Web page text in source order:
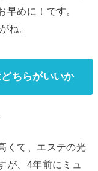
早めに！です。
ね。
ちらがいいか
くて、エステの光
が、4年前にミュ